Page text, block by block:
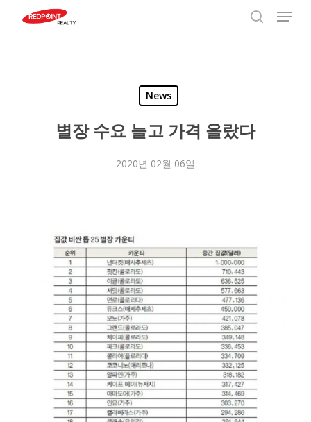
Menu
News
별장 수요 늘고 가격 올랐다
2020년 02월 06일